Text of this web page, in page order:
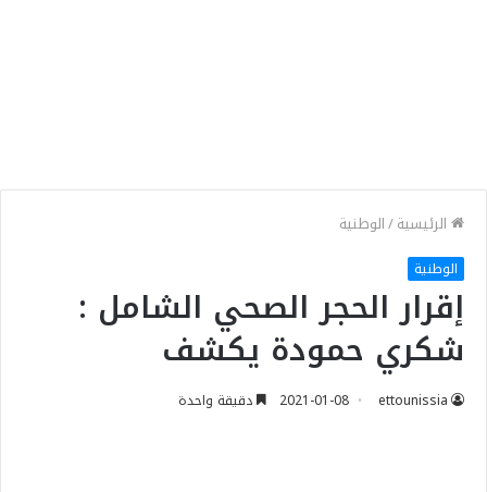
الرئيسية/الوطنية
الوطنية
إقرار الحجر الصحي الشامل :
شكري حمودة يكشف
ettounissia
2021-01-08 دقيقة واحدة